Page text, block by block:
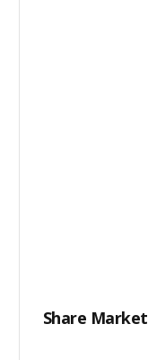
Share Market